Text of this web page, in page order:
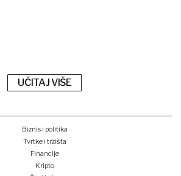
UČITAJ VIŠE
Biznis i politika
Tvrtke i tržišta
Financije
Kripto